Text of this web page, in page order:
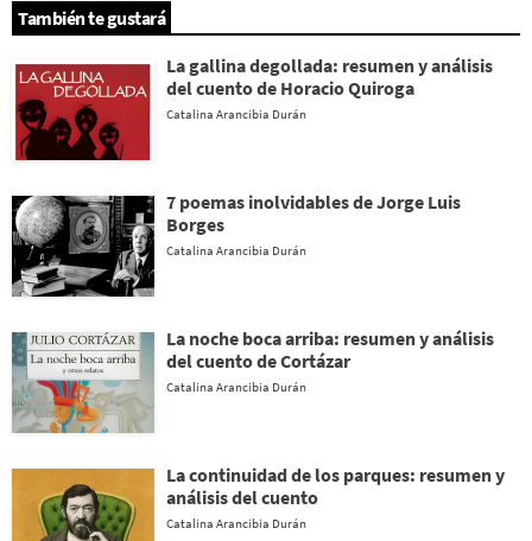
También te gustará
La gallina degollada: resumen y análisis
del cuento de Horacio Quiroga
Catalina Arancibia Durán
7 poemas inolvidables de Jorge Luis
Borges
Catalina Arancibia Durán
La noche boca arriba: resumen y análisis
del cuento de Cortázar
Catalina Arancibia Durán
La continuidad de los parques: resumen y
análisis del cuento
Catalina Arancibia Durán